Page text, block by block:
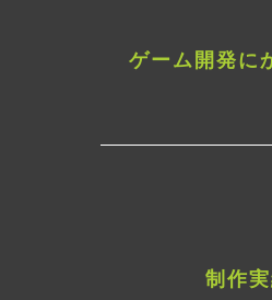
ゲーム開発に
制作